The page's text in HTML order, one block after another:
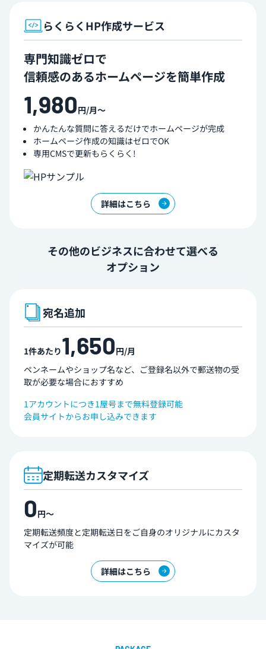
らくらくHP作成サービス
専門知識ゼロで
信頼感のあるホームページを簡単作成
1,980円/月〜
かんたんな質問に答えるだけでホームページが完成
ホームページ作成の知識はゼロでOK
専用CMSで更新もらくらく!
詳細はこちら
その他のビジネスに合わせて選べる
オプション
宛名追加
1件あたり1,650円/月
ペンネームやショップ名など、ご登録名以外で郵送物の受
取が必要な場合におすすめ
1アカウントにつき1屋号まで無料登録可能
会員サイトからお申し込みできます
定期転送カスタマイズ
0円〜
定期転送頻度と定期転送日をご自身のオリジナルにカスタ
マイズが可能
詳細はこちら